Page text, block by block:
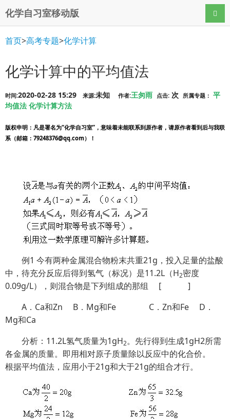
化学自习室移动版 导航
首页>高考专题>化学计算
化学计算中的平均值法
时间:2020-02-28 15:29 来源:未知 作者:王匆雨 点击: 次 所属专题： 平
均值法 化学计算方法
版权申明 ：凡是署名为“化学自习室”，意味着未能联系到原作者，请原作者看到后与我联
系（邮箱：79248376@qq.com）！
例1 今有两种金属混合物粉末共重21g，投入足量的盐酸
中，待充分反应后得到氢气（标况）是11.2L（H2密度
0.09g/L），则混合物是下列组成的那组 [ ]
A．Ca和Zn B．Mg和Fe C．Zn和Fe D．
Mg和Ca
分析：11.2L氢气质量为1gH2。先行得到生成1gH2所需
各金属的质量。即用相对原子质量除以反应中的化合价。
根据平均值法，应用小于21g和大于21g的组合才行。